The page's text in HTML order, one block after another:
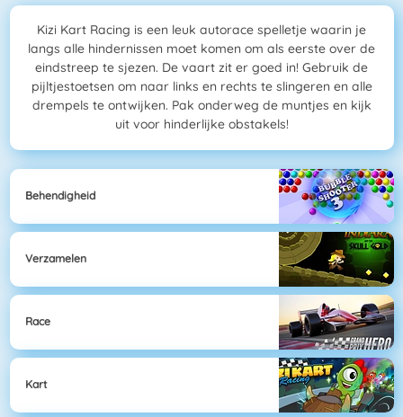
Kizi Kart Racing is een leuk autorace spelletje waarin je
langs alle hindernissen moet komen om als eerste over de
eindstreep te sjezen. De vaart zit er goed in! Gebruik de
pijltjestoetsen om naar links en rechts te slingeren en alle
drempels te ontwijken. Pak onderweg de muntjes en kijk
uit voor hinderlijke obstakels!
Behendigheid
Verzamelen
Race
Kart